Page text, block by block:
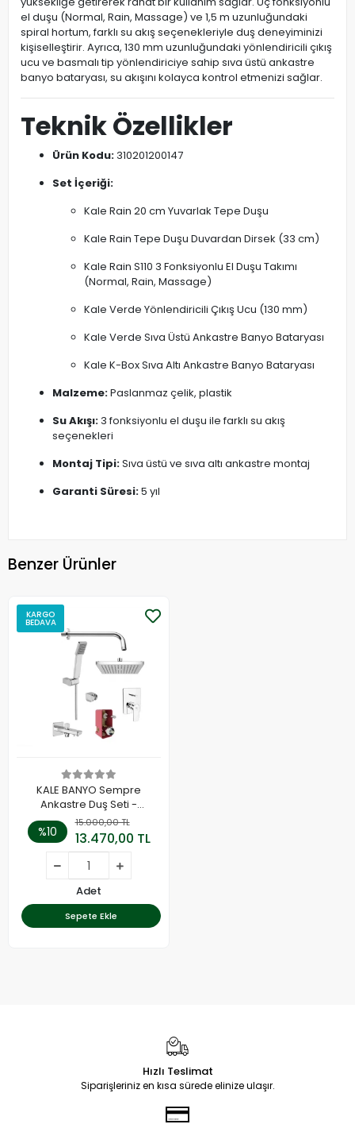
el duşu (Normal, Rain, Massage) ve 1,5 m uzunluğundaki
spiral hortum, farklı su akış seçenekleriyle duş deneyiminizi
kişiselleştirir. Ayrıca, 130 mm uzunluğundaki yönlendiricili çıkış
ucu ve basmalı tip yönlendiriciye sahip sıva üstü ankastre
banyo bataryası, su akışını kolayca kontrol etmenizi sağlar.
Teknik Özellikler
Ürün Kodu:310201200147
Set İçeriği:
Kale Rain 20 cm Yuvarlak Tepe Duşu
Kale Rain Tepe Duşu Duvardan Dirsek (33 cm)
Kale Rain S110 3 Fonksiyonlu El Duşu Takımı
(Normal, Rain, Massage)
Kale Verde Yönlendiricili Çıkış Ucu (130 mm)
Kale Verde Sıva Üstü Ankastre Banyo Bataryası
Kale K-Box Sıva Altı Ankastre Banyo Bataryası
Malzeme:Paslanmaz çelik, plastik
Su Akışı:3 fonksiyonlu el duşu ile farklı su akış
seçenekleri
Montaj Tipi:Sıva üstü ve sıva altı ankastre montaj
Garanti Süresi:5 yıl
Benzer Ürünler
KARGO
BEDAVA
KALE BANYO Sempre
Ankastre Duş Seti -
310201200146
%10
15.000,00 TL
13.470,00 TL
Adet
Sepete Ekle
Hızlı Teslimat
Siparişleriniz en kısa sürede elinize ulaşır.